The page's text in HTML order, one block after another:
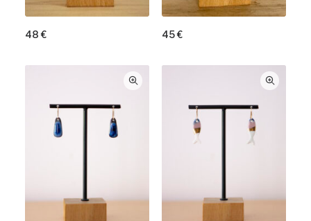
48€ 45€